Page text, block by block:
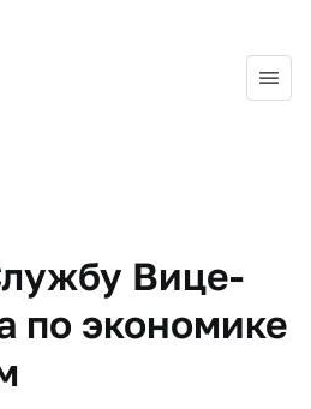
Вице-
по экономике